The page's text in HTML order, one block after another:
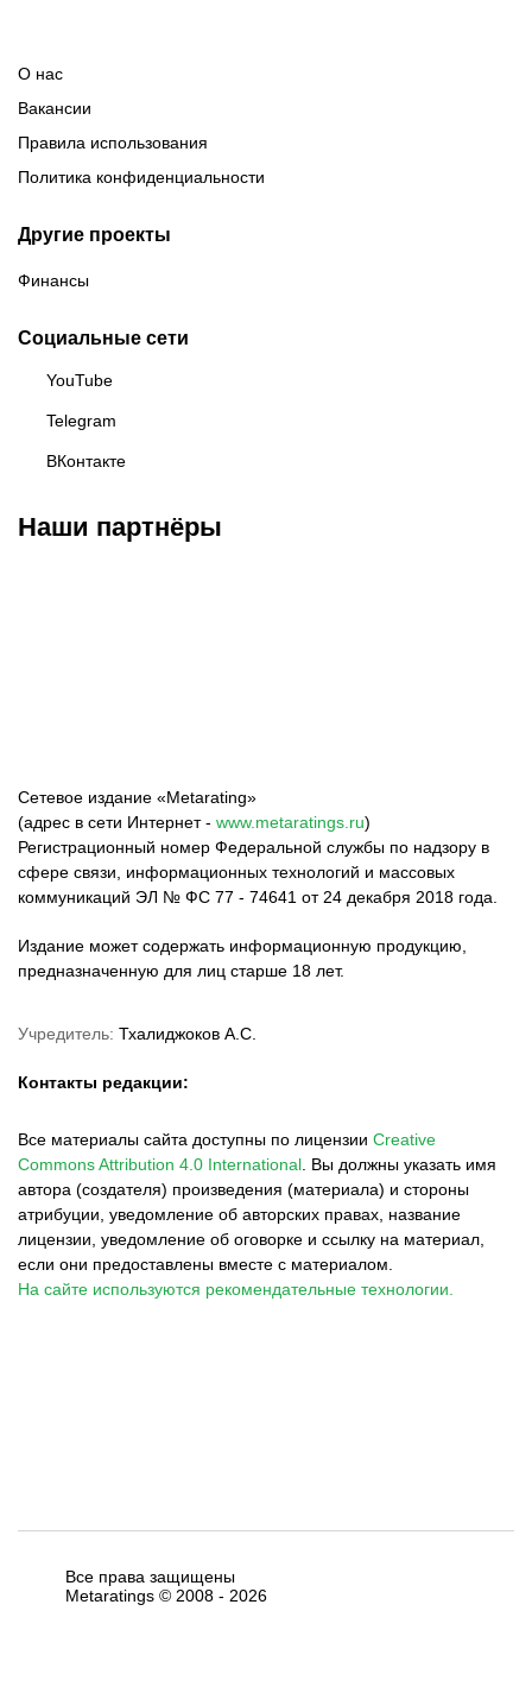
О нас
Вакансии
Правила использования
Политика конфиденциальности
Другие проекты
Финансы
Социальные сети
YouTube
Telegram
ВКонтакте
Наши партнёры
Сетевое издание «Metarating»
(адрес в сети Интернет - www.metaratings.ru)
Регистрационный номер Федеральной службы по надзору в
сфере связи, информационных технологий и массовых
коммуникаций ЭЛ № ФС 77 - 74641 от 24 декабря 2018 года.
Издание может содержать информационную продукцию,
предназначенную для лиц старше 18 лет.
Учредитель: Тхалиджоков А.С.
Контакты редакции:
Все материалы сайта доступны по лицензии Creative
Commons Attribution 4.0 International Вы должны указать имя
автора (создателя) произведения (материала) и стороны
атрибуции, уведомление об авторских правах, название
лицензии, уведомление об оговорке и ссылку на материал,
если они предоставлены вместе с материалом.
На сайте используются рекомендательные технологии.
Все права защищены
Metaratings © 2008 - 2026